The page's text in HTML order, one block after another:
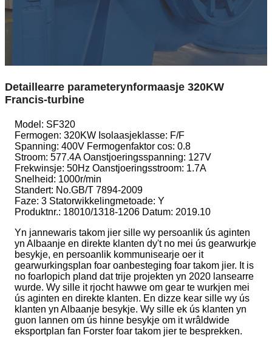
Detaillearre parameterynformaasje 320KW
Francis-turbine
Model: SF320
Fermogen: 320KW Isolaasjeklasse: F/F
Spanning: 400V Fermogenfaktor cos: 0.8
Stroom: 577.4A Oanstjoeringsspanning: 127V
Frekwinsje: 50Hz Oanstjoeringsstroom: 1.7A
Snelheid: 1000r/min
Standert: No.GB/T 7894-2009
Faze: 3 Statorwikkelingmetoade: Y
Produktnr.: 18010/1318-1206 Datum: 2019.10
Yn jannewaris takom jier sille wy persoanlik ús aginten
yn Albaanje en direkte klanten dy't no mei ús gearwurkje
besykje, en persoanlik kommunisearje oer it
gearwurkingsplan foar oanbesteging foar takom jier. It is
no foarlopich pland dat trije projekten yn 2020 lansearre
wurde. Wy sille it rjocht hawwe om gear te wurkjen mei
ús aginten en direkte klanten. En dizze kear sille wy ús
klanten yn Albaanje besykje. Wy sille ek ús klanten yn
guon lannen om ús hinne besykje om it wrâldwide
eksportplan fan Forster foar takom jier te besprekken.